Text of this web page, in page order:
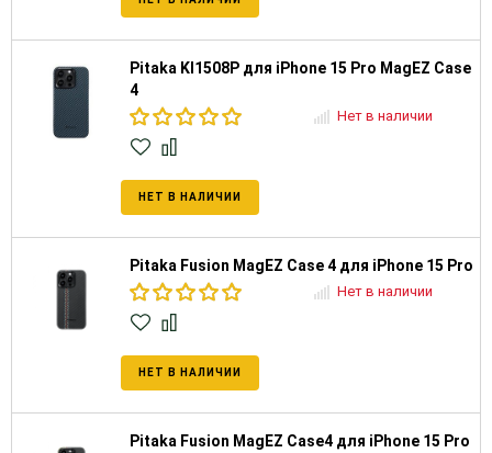
Pitaka KI1508P для iPhone 15 Pro MagEZ Case
4
Нет в наличии
НЕТ В НАЛИЧИИ
Pitaka Fusion MagEZ Case 4 для iPhone 15 Pro
Нет в наличии
НЕТ В НАЛИЧИИ
Pitaka Fusion MagEZ Case4 для iPhone 15 Pro